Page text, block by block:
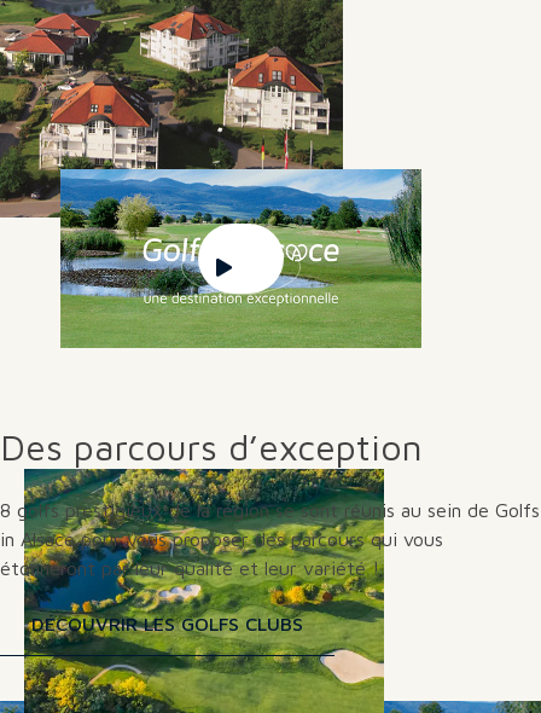
Des parcours d’exception
8 golfs prestigieux de la région se sont réunis au sein de Golfs
in Alsace pour vous proposer des parcours qui vous
étonneront par leur qualité et leur variété !
DÉCOUVRIR LES GOLFS CLUBS